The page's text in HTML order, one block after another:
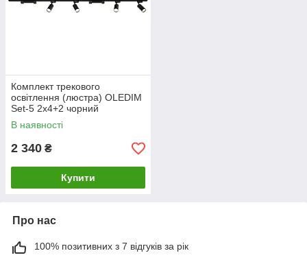
Комплект трекового
освітлення (люстра) OLEDIM
Set-5 2x4+2 чорний
В наявності
2 340 ₴
Купити
Про нас
100% позитивних з 7 відгуків за рік